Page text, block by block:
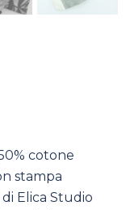
cotone
stampa
Elica Studio